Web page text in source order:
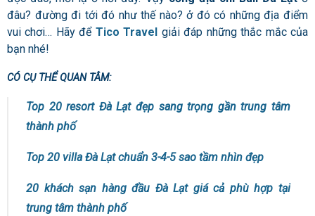
đâu? đường đi tới đó như thế nào?ở đó có những địa điểm
vui chơi… Hãy để Tico Travel giải đáp những thắc mắc của
bạn nhé!
CÓ CỤ THỂ QUAN TÂM:
Top 20 resort Đà Lạt đẹp sang trọng gần trung tâm
thành phố
Top 20 villa Đà Lạt chuẩn 3-4-5 sao tầm nhìn đẹp
20 khách sạn hàng đầu Đà Lạt giá cả phù hợp tại
trung tâm thành phố